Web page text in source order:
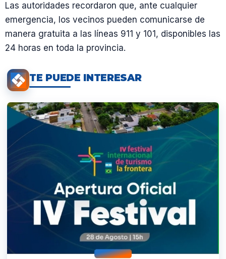
Las autoridades recordaron que, ante cualquier
emergencia, los vecinos pueden comunicarse de
manera gratuita a las líneas 911 y 101, disponibles las
24 horas en toda la provincia.
TE PUEDE INTERESAR